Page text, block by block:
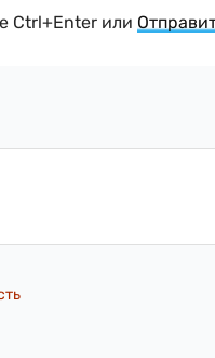
Ctrl+Enter или